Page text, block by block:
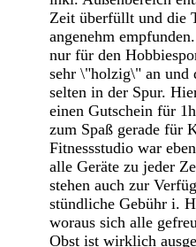
Zeit überfüllt und die
angenehm
nur für den
sehr \"holzig\" an und
selten in der Spur.
einen Gutschein für
zum Spaß gerade für
Fitnessstudio war
alle Geräte zu jeder
stehen auch zur
stündliche Gebühr i.
woraus sich alle
Obst ist wirklich